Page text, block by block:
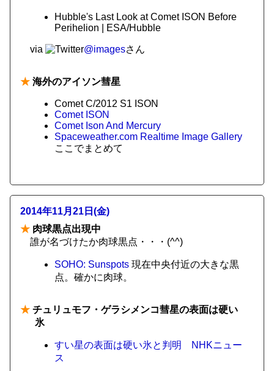
Hubble's Last Look at Comet ISON Before
Perihelion | ESA/Hubble
via @imagesさん
★ 海外のアイソン彗星
Comet C/2012 S1 ISON
Comet ISON
Comet Ison And Mercury
Spaceweather.com Realtime Image Gallery
ここでまとめて
2014年11月21日(金)
★ 肉球黒点出現中
誰が名づけたか肉球黒点・・・(^^)
SOHO: Sunspots 現在中央付近の大きな黒
点。確かに肉球。
★ チュリュモフ・ゲラシメンコ彗星の表面は硬い
氷
すい星の表面は硬い氷と判明 NHKニュー
ス